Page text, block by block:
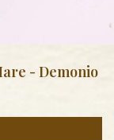
- Demonio